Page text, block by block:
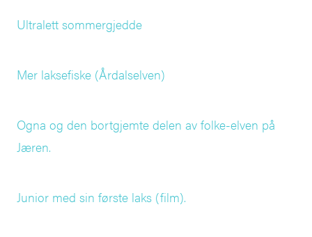
Ultralett sommergjedde
Mer laksefiske (Årdalselven)
Ogna og den bortgjemte delen av folke-elven på
Jæren.
Junior med sin første laks (film).